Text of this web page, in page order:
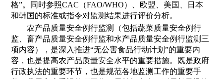
格”。同时参照CAC （FAO/WHO）、欧盟、美国、日本
和韩国的标准或指令对监测结果进行评价分析。
农产品质量安全例行监测（包括蔬菜质量安全例行
监、畜产品质量安全例行监和水产品质量安全例行监测三
项内容），是深入推进“无公害食品行动计划”的重要内
容，也是提高农产品质量安全水平的重要措施。既是政府
行政执法的重要环节，也是规范各地监测工作的重要手